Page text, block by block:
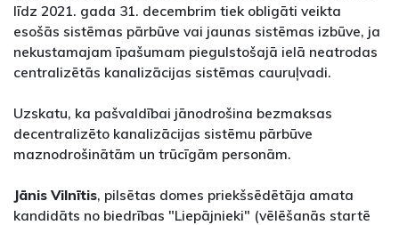
līdz 2021. gada 31. decembrim tiek obligāti veikta
esošās sistēmas pārbūve vai jaunas sistēmas izbūve, ja
nekustamajam īpašumam piegulstošajā ielā neatrodas
centralizētās kanalizācijas sistēmas cauruļvadi.
Uzskatu, ka pašvaldībai jānodrošina bezmaksas
decentralizēto kanalizācijas sistēmu pārbūve
maznodrošinātām un trūcīgām personām.
Jānis Vilnītis, pilsētas domes priekšsēdētāja amata
kandidāts no biedrības "Liepājnieki" (vēlēšanās startē